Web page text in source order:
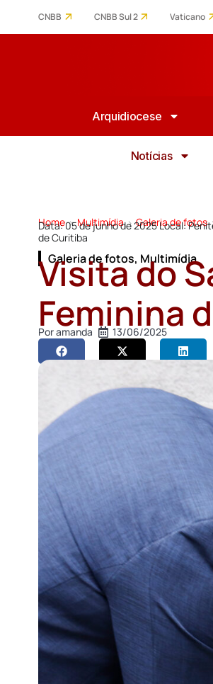
CNBB CNBB Sul 2 Vaticano
Arquidiocese
Notícias
Home > Multimídia > Galeria de fotos
Data: 05 de junho de 2025 Local:
de Curitiba
Galeria de fotos, Multimídia
Visita do
Feminina
Poramanda 13/06/2025